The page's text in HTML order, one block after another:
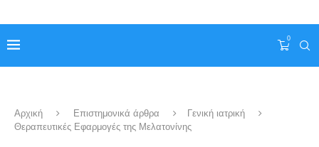
0
Αρχική Επιστημονικά άρθρα
Γενική ιατρική
Θεραπευτικές Εφαρμογές της Μελατονίνης